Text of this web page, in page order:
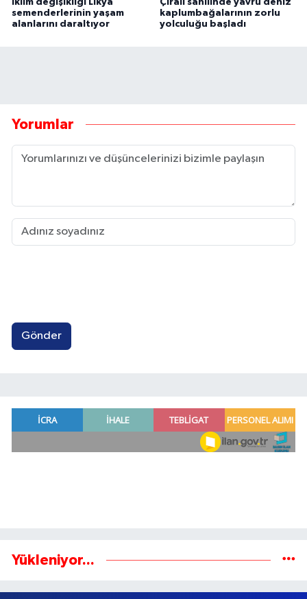
semenderlerinin yaşam
alanlarını daraltıyor
kaplumbağalarının zorlu
yolculuğu başladı
Yorumlar
Gönder
Yükleniyor...